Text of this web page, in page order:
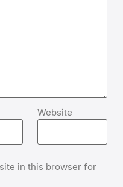
Website
in this browser for